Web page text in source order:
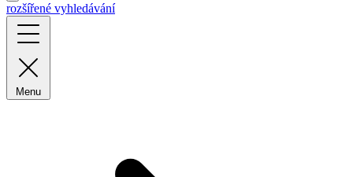
rozšířené vyhledávání
Menu